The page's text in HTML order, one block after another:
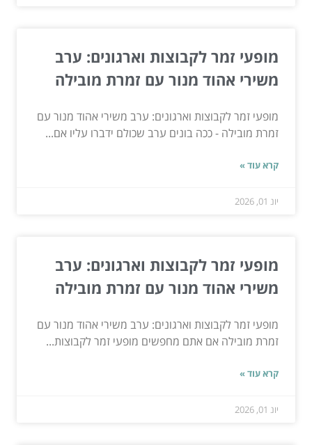
מופעי זמר לקבוצות וארגונים: ערב
משירי אהוד מנור עם זמרת מובילה
מופעי זמר לקבוצות וארגונים: ערב משירי אהוד מנור עם
זמרת מובילה - ככה בונים ערב שכולם ידברו עליו אם...
קרא עוד »
יונ 01, 2026
מופעי זמר לקבוצות וארגונים: ערב
משירי אהוד מנור עם זמרת מובילה
מופעי זמר לקבוצות וארגונים: ערב משירי אהוד מנור עם
זמרת מובילה אם אתם מחפשים מופעי זמר לקבוצות...
קרא עוד »
יונ 01, 2026